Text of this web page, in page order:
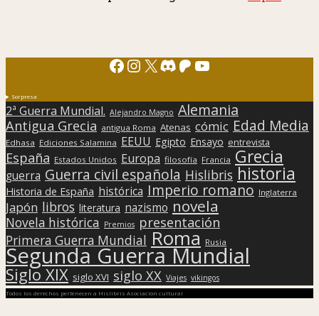
Facebook
Instagram
X Discord
Patreon
YouTube
Sorpresa
2ª Guerra Mundial. Alejandro Magno Alemania
Antigua Grecia antigua Roma Atenas cómic Edad Media
Edhasa Ediciones Salamina EEUU Egipto Ensayo entrevista
España Estados Unidos Europa filosofía Francia Grecia
guerra Guerra civil española Hislibris historia
Historia de España histórica Imperio romano Inglaterra
Japón libros literatura nazismo novela
Novela histórica Premios presentación
Primera Guerra Mundial Roma Rusia
Segunda Guerra Mundial
Siglo XIX siglo XVI siglo XX Viajes vikingos
Todos los derechos pertenecen a Hislibris Asociación cultural